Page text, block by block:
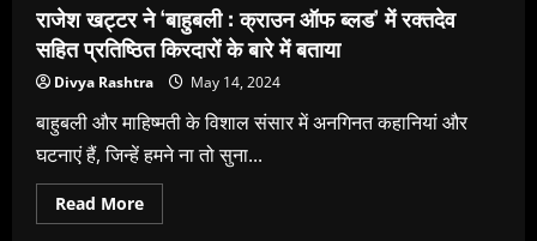
राजेश खट्टर ने ‘बाहुबली : क्राउन ऑफ ब्‍लड’ में रक्‍तदेव
सहित प्रतिष्ठित किरदारों के बारे में बताया
Divya Rashtra May 14, 2024
बाहुबली और माहिष्मती के विशाल संसार में अनगिनत कहानियां और
घटनाएं हैं, जिन्हें हमने ना तो सुना...
Read MoreRead
more